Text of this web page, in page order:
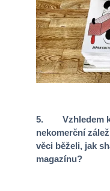
5. Vzhledem k
nekomerční
věci běželi, jak
magazínu?